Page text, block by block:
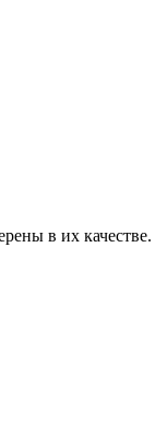
в их качестве.